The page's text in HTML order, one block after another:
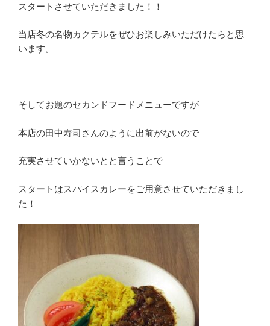
スタートさせていただきました！！
当店冬の名物カクテルをぜひお楽しみいただけたらと思
います。
そしてお題のセカンドフードメニューですが
本店の田中寿司さんのように出前がないので
充実させていかないとと言うことで
スタートはスパイスカレーをご用意させていただきまし
た！